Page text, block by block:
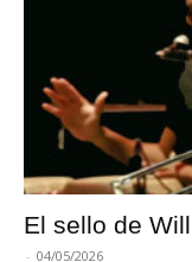
El sello de
- 04/05/2026